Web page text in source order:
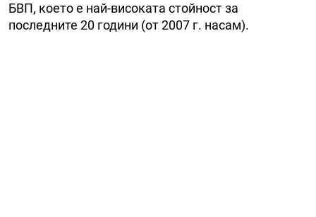
БВП, което е най-високата стойност за
последните 20 години (от 2007 г. насам).